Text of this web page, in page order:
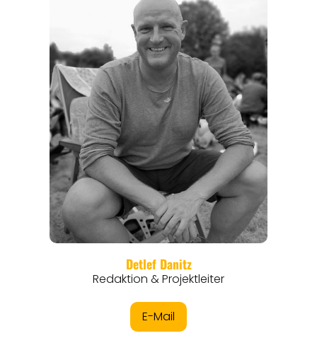
REGIONEN
ORTE
EVENTS
REISEFÜHRER
REISEMAGAZINE
THEMEN
ANGEBOTE